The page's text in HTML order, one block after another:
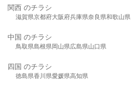
関西 のチラシ
滋賀県京都府大阪府兵庫県奈良県和歌山県
中国 のチラシ
鳥取県島根県岡山県広島県山口県
四国 のチラシ
徳島県香川県愛媛県高知県